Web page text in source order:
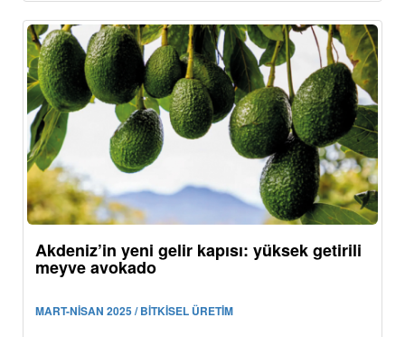
Akdeniz’in yeni gelir kapısı: yüksek getirili
meyve avokado
MART-NİSAN 2025 / BİTKİSEL ÜRETİM